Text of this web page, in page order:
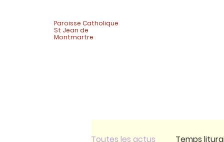
Paroisse Catholique
St Jean de
Montmartre
Toutes les actus Temps